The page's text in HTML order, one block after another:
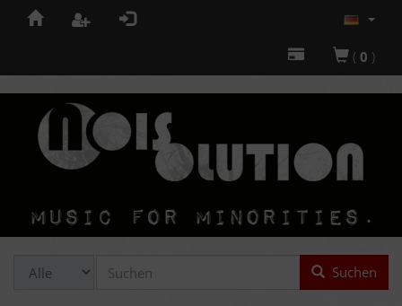
( 0 )
Suchen